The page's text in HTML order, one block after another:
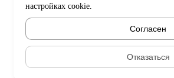
настройках cookie.
Согласен
Отказаться